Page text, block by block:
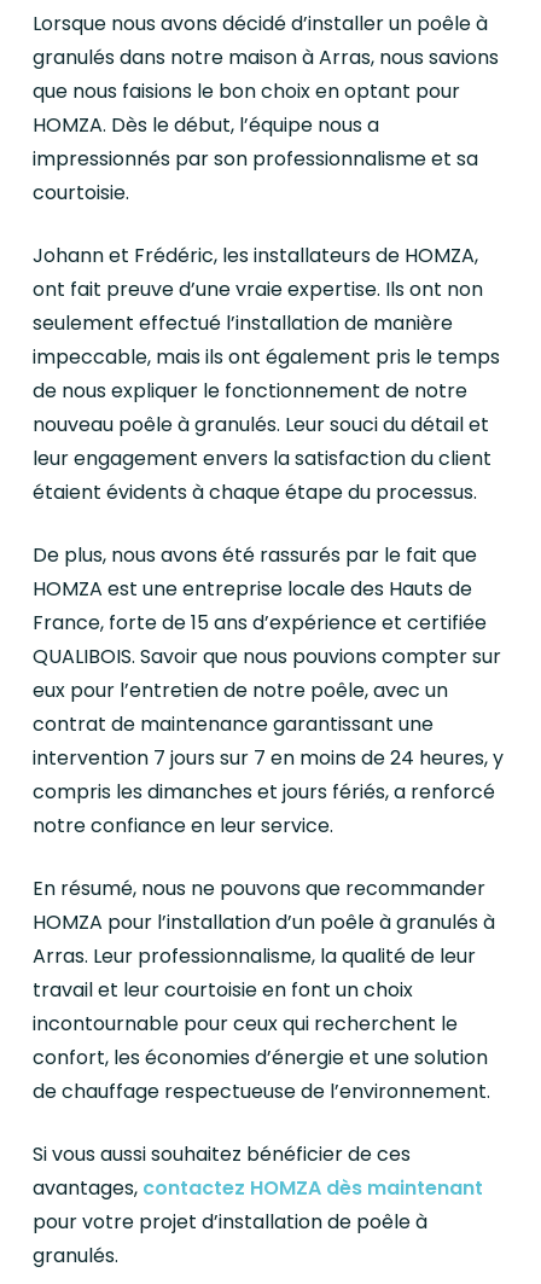
Lorsque nous avons décidé d’installer un poêle à
granulés dans notre maison à Arras, nous savions
que nous faisions le bon choix en optant pour
HOMZA. Dès le début, l’équipe nous a
impressionnés par son professionnalisme et sa
courtoisie.
Johann et Frédéric, les installateurs de HOMZA,
ont fait preuve d’une vraie expertise. Ils ont non
seulement effectué l’installation de manière
impeccable, mais ils ont également pris le temps
de nous expliquer le fonctionnement de notre
nouveau poêle à granulés. Leur souci du détail et
leur engagement envers la satisfaction du client
étaient évidents à chaque étape du processus.
De plus, nous avons été rassurés par le fait que
HOMZA est une entreprise locale des Hauts de
France, forte de 15 ans d’expérience et certifiée
QUALIBOIS. Savoir que nous pouvions compter sur
eux pour l’entretien de notre poêle, avec un
contrat de maintenance garantissant une
intervention 7 jours sur 7 en moins de 24 heures, y
compris les dimanches et jours fériés, a renforcé
notre confiance en leur service.
En résumé, nous ne pouvons que recommander
HOMZA pour l’installation d’un poêle à granulés à
Arras. Leur professionnalisme, la qualité de leur
travail et leur courtoisie en font un choix
incontournable pour ceux qui recherchent le
confort, les économies d’énergie et une solution
de chauffage respectueuse de l’environnement.
Si vous aussi souhaitez bénéficier de ces
avantages, contactez HOMZA dès maintenant
pour votre projet d’installation de poêle à
granulés.